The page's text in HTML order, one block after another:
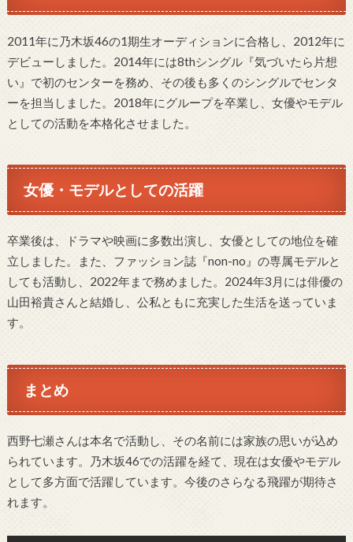
2011年に乃木坂46の1期生オーディションに合格し、2012年に
デビューしました。2014年には8thシングル『気づいたら片想
い』で初のセンターを務め、その後も多くのシングルでセンタ
ーを担当しました。2018年にグループを卒業し、女優やモデル
としての活動を本格化させました。
女優・モデルとしての活躍
卒業後は、ドラマや映画に多数出演し、女優としての地位を確
立しました。また、ファッション誌『non-no』の専属モデルと
しても活動し、2022年まで務めました。2024年3月には俳優の
山田裕貴さんと結婚し、公私ともに充実した生活を送っていま
す。
まとめ
西野七瀬さんは本名で活動し、その名前には家族の思いが込め
られています。乃木坂46での活躍を経て、現在は女優やモデル
として多方面で活躍しています。今後のさらなる飛躍が期待さ
れます。